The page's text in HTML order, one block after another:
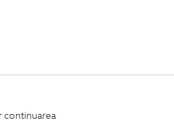
continuarea